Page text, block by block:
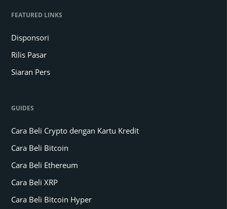
FEATURED LINKS
Disponsori
Rilis Pasar
Siaran Pers
GUIDES
Cara Beli Crypto dengan Kartu Kredit
Cara Beli Bitcoin
Cara Beli Ethereum
Cara Beli XRP
Cara Beli Bitcoin Hyper